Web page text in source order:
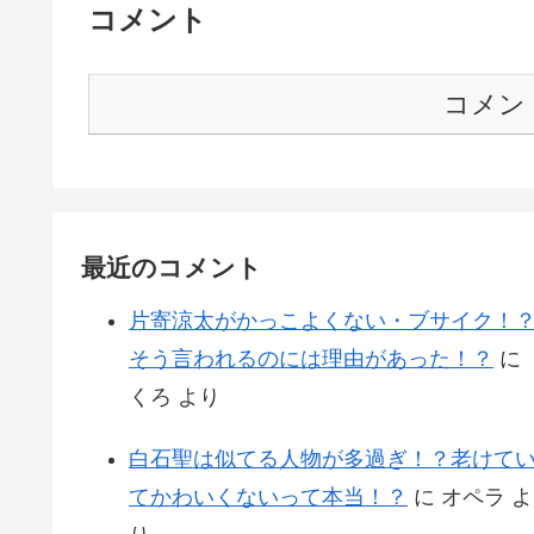
コメント
コメン
最近のコメント
片寄涼太がかっこよくない・ブサイク！？
そう言われるのには理由があった！？ に
くろ より
白石聖は似てる人物が多過ぎ！？老けてい
てかわいくないって本当！？ に オペラ よ